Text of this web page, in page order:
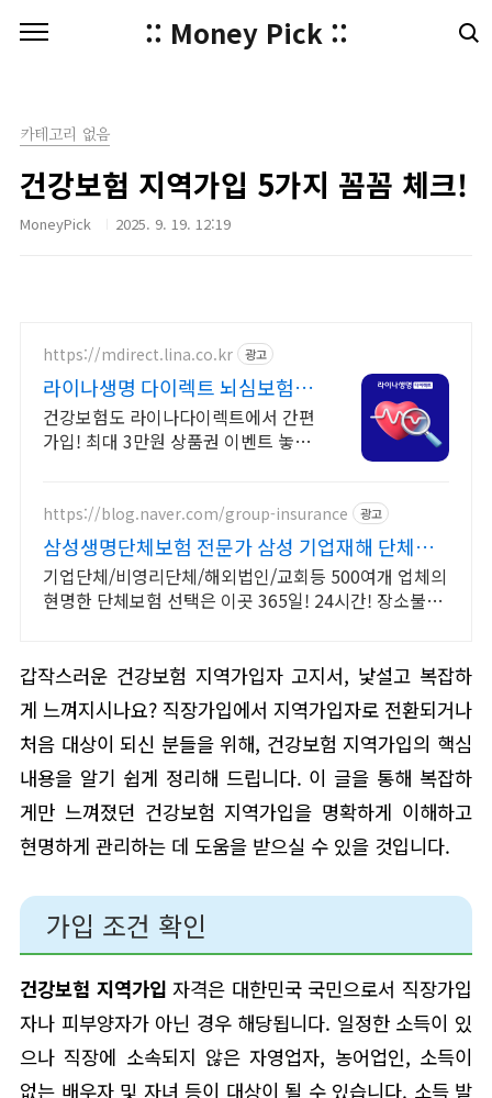
:: Money Pick ::
카테고리 없음
건강보험 지역가입 5가지 꼼꼼 체크!
MoneyPick 2025. 9. 19. 12:19
https://mdirect.lina.co.kr 광고
라이나생명 다이렉트 뇌심보험 최
대 3만원 상품권 증정
건강보험도 라이나다이렉트에서 간편
가입! 최대 3만원 상품권 이벤트 놓치
https://blog.naver.com/group-insurance 광고
삼성생명단체보험 전문가 삼성 기업재해 단체보
장보험
기업단체/비영리단체/해외법인/교회등 500여개 업체의
현명한 단체보험 선택은 이곳 365일! 24시간! 장소불문!
갑작스러운 건강보험 지역가입자 고지서, 낯설고 복잡하
게 느껴지시나요? 직장가입에서 지역가입자로 전환되거나
처음 대상이 되신 분들을 위해, 건강보험 지역가입의 핵심
내용을 알기 쉽게 정리해 드립니다. 이 글을 통해 복잡하
게만 느껴졌던 건강보험 지역가입을 명확하게 이해하고
현명하게 관리하는 데 도움을 받으실 수 있을 것입니다.
가입 조건 확인
건강보험 지역가입 자격은 대한민국 국민으로서 직장가입
자나 피부양자가 아닌 경우 해당됩니다. 일정한 소득이 있
으나 직장에 소속되지 않은 자영업자, 농어업인, 소득이
없는 배우자 및 자녀 등이 대상이 될 수 있습니다. 소득 발